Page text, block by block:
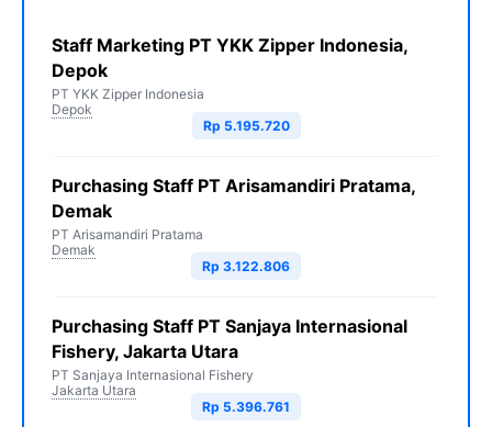
Staff Marketing PT YKK Zipper Indonesia,
Depok
PT YKK Zipper Indonesia
Depok
Rp 5.195.720
Purchasing Staff PT Arisamandiri Pratama,
Demak
PT Arisamandiri Pratama
Demak
Rp 3.122.806
Purchasing Staff PT Sanjaya Internasional
Fishery, Jakarta Utara
PT Sanjaya Internasional Fishery
Jakarta Utara
Rp 5.396.761